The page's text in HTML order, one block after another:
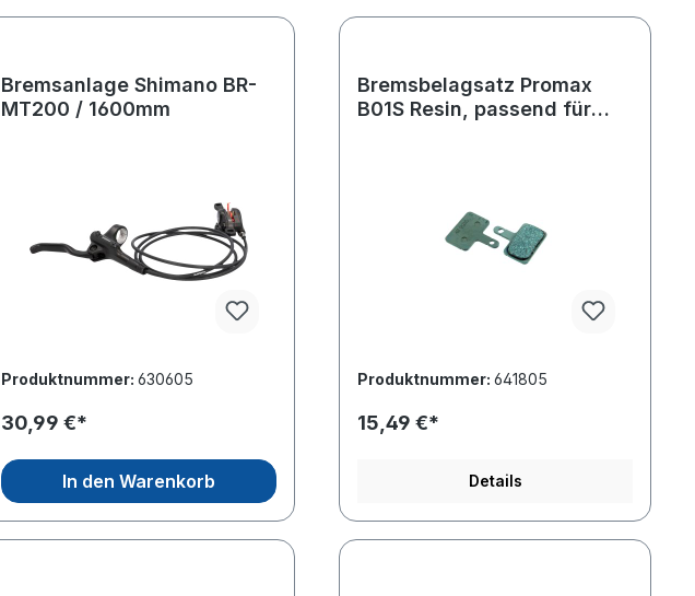
Bremsanlage Shimano BR-
MT200 / 1600mm
Produktnummer: 630605
30,99 €*
In den Warenkorb
Bremsbelagsatz Promax
B01S Resin, passend für
Produktnummer: 641805
15,49 €*
Details